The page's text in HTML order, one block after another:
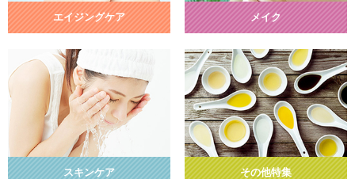
エイジングケア メイク
スキンケア その他特集